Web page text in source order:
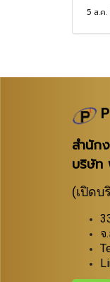
5 ส.ค
สำนัก
บริษัท
(เปิดบ
จ